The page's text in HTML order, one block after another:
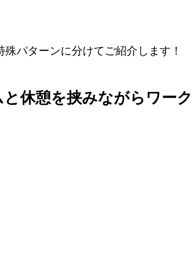
パターンに分けてご紹介します！
休憩を挟みながらワーク